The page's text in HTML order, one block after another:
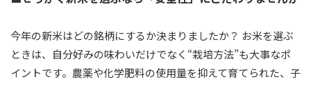
今年の新米はどの銘柄にするか決まりましたか？ お米を選ぶ
ときは、自分好みの味わいだけでなく“栽培方法”も大事なポ
イントです。農薬や化学肥料の使用量を抑えて育てられた、子